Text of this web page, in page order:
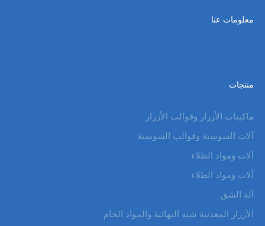
معلومات عنا
منتجات
ماكينات الأزرار وقوالب الأزرار
آلات السوستة وقوالب السوستة
آلات ومواد الطلاء
آلات ومواد الطلاء
آلة الشق
الأزرار المعدنية شبه النهائية والمواد الخام